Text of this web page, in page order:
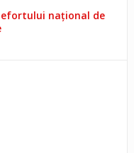
efortului național de